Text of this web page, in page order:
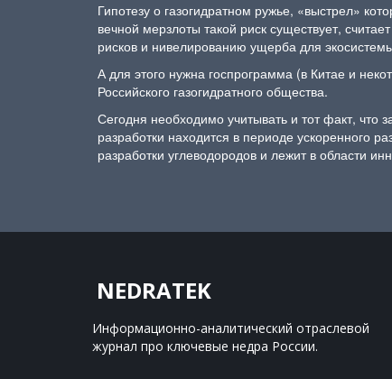
Гипотезу о газогидратном ружье, «выстрел»
вечной мерзлоты такой риск существует,
рисков и нивелированию ущерба для
А для этого нужна госпрограмма (в Китае и
Российского газогидратного общества.
Сегодня необходимо учитывать и тот факт, что
разработки находится в периоде ускоренного
разработки углеводородов и лежит в области
NEDRATEK
Информационно-аналитический отраслевой
журнал про ключевые недра России.